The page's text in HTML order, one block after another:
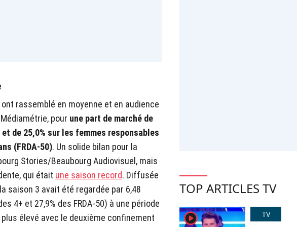
rassemblé en moyenne et en audience
pour une part de marché de
de 25,0% sur les femmes responsables
(FRDA-50). Un solide bilan pour la
Stories/Beaubourg Audiovisuel, mais
qui était une saison record. Diffusée
saison 3 avait été regardée par 6,48
4+ et 27,9% des FRDA-50) à une période
élevé avec le deuxième confinement
TOP ARTICLES TV
player2 TV